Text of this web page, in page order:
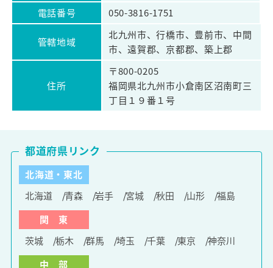
電話番号
050-3816-1751
管轄地域
北九州市、行橋市、豊前市、中間
市、遠賀郡、京都郡、築上郡
住所
〒800-0205
福岡県北九州市小倉南区沼南町三
丁目１９番１号
北海道・東北
北海道
青森 岩手 宮城 秋田 山形
福島
関 東
茨城
栃木 群馬 埼玉 千葉 東京
神奈川
中 部
都道府県リンク